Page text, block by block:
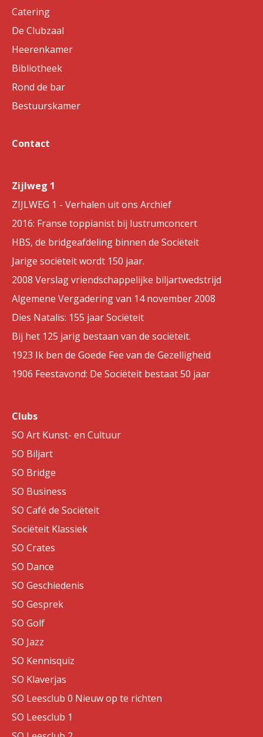
Catering
De Clubzaal
Heerenkamer
Bibliotheek
Rond de bar
Bestuurskamer
Contact
Zijlweg 1
ZIJLWEG 1 - Verhalen uit ons Archief
2016: Franse toppianist bij lustrumconcert
HBS, de bridgeafdeling binnen de Sociëteit
Jarige sociëteit wordt 150 jaar.
2008 Verslag vriendschappelijke biljartwedstrijd
Algemene Vergadering van 14 november 2008
Dies Natalis: 155 jaar Sociëteit
Bij het 125 jarig bestaan van de sociëteit.
1923 Ik ben de Goede Fee van de Gezelligheid
1906 Feestavond: De Sociëteit bestaat 50 jaar
Clubs
SO Art Kunst- en Cultuur
SO Biljart
SO Bridge
SO Business
SO Café de Sociëteit
Sociëteit Klassiek
SO Crates
SO Dance
SO Geschiedenis
SO Gesprek
SO Golf
SO Jazz
SO Kennisquiz
SO Klaverjas
SO Leesclub 0 Nieuw op te richten
SO Leesclub 1